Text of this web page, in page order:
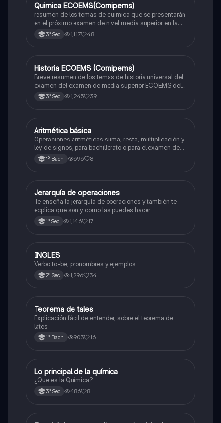
Química
Quimica ECOEMS(Comipems)
resumen de los temas de quimica que se presentarán
en el próximo examen de nivel media superior en la
zona metropolitana de el valle de México
3º Sec 1,117 48
Historia
Historia ECOEMS (Comipems)
Breve resumen de los temas de historia universal del
examen del examen de media superior ECOEMS del
valle de México
3º Sec 1,245 39
Matemáticas
Aritmética básica
Operaciones aritméticas suma, resta, multiplicación y
ley de signos, para bachillerato o para el examen de
admisión a la universidad
1º Bach 696 8
Matemáticas
Jerarquía de operaciones
Te enseña la jerarquía de operaciones y también te
ecplica que son y como las puedes hacer
1º Sec 1,146 17
Inglés
INGLES
Verbo to-be, pronombres y ejemplos
2º Sec 1,296 34
Matemáticas
Teorema de tales
Explicación fácil de entender, sobre el teorema de
lates
1º Bach 903 16
Química
Lo principal de la química
¿Que es la Química?
3º Sec 486 8